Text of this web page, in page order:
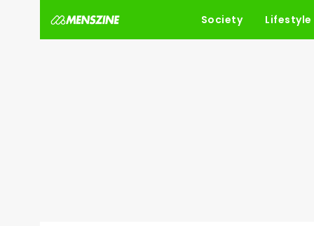
Society Lifestyle